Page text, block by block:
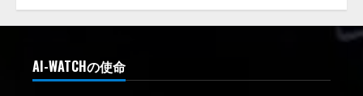
AI-WATCHの使命